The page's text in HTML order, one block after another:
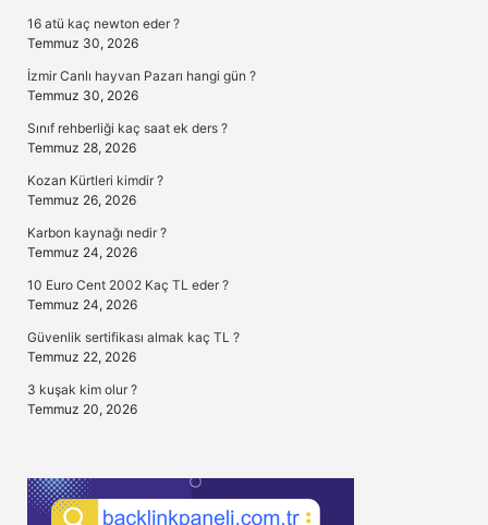
16 atü kaç newton eder ?
Temmuz 30, 2026
İzmir Canlı hayvan Pazarı hangi gün ?
Temmuz 30, 2026
Sınıf rehberliği kaç saat ek ders ?
Temmuz 28, 2026
Kozan Kürtleri kimdir ?
Temmuz 26, 2026
Karbon kaynağı nedir ?
Temmuz 24, 2026
10 Euro Cent 2002 Kaç TL eder ?
Temmuz 24, 2026
Güvenlik sertifikası almak kaç TL ?
Temmuz 22, 2026
3 kuşak kim olur ?
Temmuz 20, 2026